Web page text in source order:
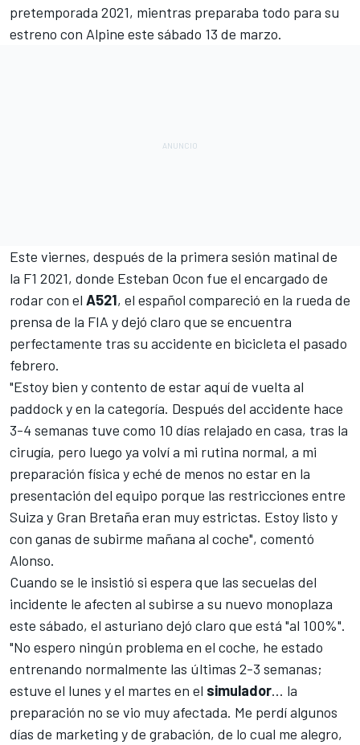
pretemporada 2021, mientras preparaba todo para su
estreno con Alpine este sábado 13 de marzo.
Este viernes, después de la primera sesión matinal de
la F1 2021, donde Esteban Ocon fue el encargado de
rodar con el A521, el español compareció en la rueda de
prensa de la FIA y dejó claro que se encuentra
perfectamente tras su accidente en bicicleta el pasado
febrero.
"Estoy bien y contento de estar aquí de vuelta al
paddock y en la categoría. Después del accidente hace
3-4 semanas tuve como 10 días relajado en casa, tras la
cirugía, pero luego ya volví a mi rutina normal, a mi
preparación física yeché de menos no estar en la
presentación del equipo porque las restricciones entre
Suiza y Gran Bretaña eran muy estrictas. Estoy listo y
con ganas de subirme mañana al coche", comentó
Alonso.
Cuando se le insistió si espera que las secuelas del
incidente le afecten al subirse a su nuevo monoplaza
este sábado, el asturiano dejó claro que está "al 100%".
"No espero ningún problema en el coche, he estado
entrenando normalmente las últimas 2-3 semanas;
estuve el lunes y el martes en el simulador... la
preparación no se vio muy afectada. Me perdí algunos
días de marketing y de grabación, de lo cual me alegro,